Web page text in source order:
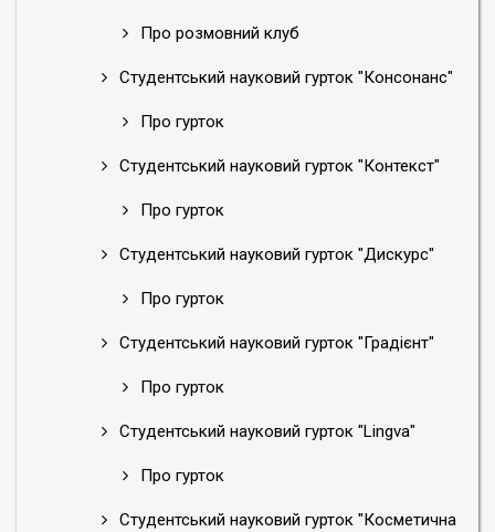
Про розмовний клуб
Студентський науковий гурток "Консонанс"
Про гурток
Студентський науковий гурток "Контекст"
Про гурток
Студентський науковий гурток "Дискурс"
Про гурток
Студентський науковий гурток "Градієнт"
Про гурток
Студентський науковий гурток "Lingva"
Про гурток
Студентський науковий гурток "Косметична